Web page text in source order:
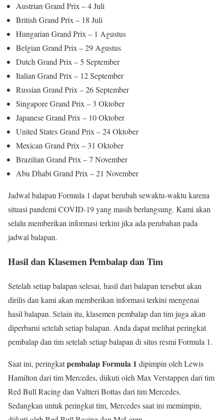
Austrian Grand Prix – 4 Juli
British Grand Prix – 18 Juli
Hungarian Grand Prix – 1 Agustus
Belgian Grand Prix – 29 Agustus
Dutch Grand Prix – 5 September
Italian Grand Prix – 12 September
Russian Grand Prix – 26 September
Singapore Grand Prix – 3 Oktober
Japanese Grand Prix – 10 Oktober
United States Grand Prix – 24 Oktober
Mexican Grand Prix – 31 Oktober
Brazilian Grand Prix – 7 November
Abu Dhabi Grand Prix – 21 November
Jadwal balapan Formula 1 dapat berubah sewaktu-waktu karena
situasi pandemi COVID-19 yang masih berlangsung. Kami akan
selalu memberikan informasi terkini jika ada perubahan pada
jadwal balapan.
Hasil dan Klasemen Pembalap dan Tim
Setelah setiap balapan selesai, hasil dari balapan tersebut akan
dirilis dan kami akan memberikan informasi terkini mengenai
hasil balapan. Selain itu, klasemen pembalap dan tim juga akan
diperbarui setelah setiap balapan. Anda dapat melihat peringkat
pembalap dan tim setelah setiap balapan di situs resmi Formula 1.
Saat ini, peringkatpembalap Formula 1 dipimpin oleh Lewis
Hamilton dari tim Mercedes, diikuti oleh Max Verstappen dari tim
Red Bull Racing dan Valtteri Bottas dari tim Mercedes.
Sedangkan untuk peringkat tim, Mercedes saat ini memimpin,